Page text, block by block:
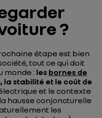
?
étape est bien
tout ce qui doit
monde : les bornes de
la stabilité et le coût de
et le contexte
hausse conjoncturelle
les